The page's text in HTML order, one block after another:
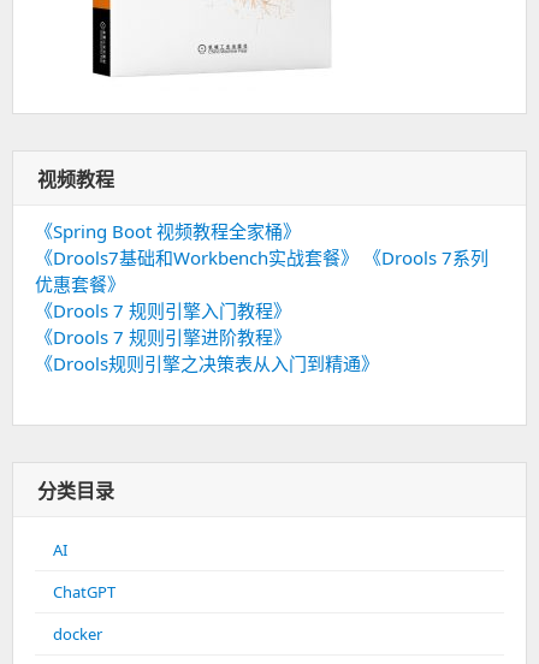
视频教程
《Spring Boot 视频教程全家桶》
《Drools7基础和Workbench实战套餐》
《Drools 7系列
优惠套餐》
《Drools 7 规则引擎入门教程》
《Drools 7 规则引擎进阶教程》
《Drools规则引擎之决策表从入门到精通》
分类目录
AI
ChatGPT
docker